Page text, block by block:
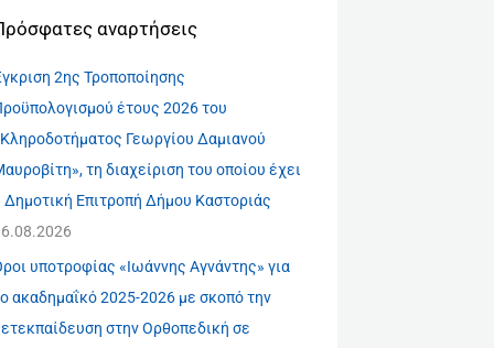
αναρτήσεις
2ης Τροποποίησης
έτους 2026 του
Γεωργίου Δαμιανού
τη διαχείριση του οποίου έχει
Δημοτική Επιτροπή Δήμου Καστοριάς
υποτροφίας «Ιωάννης Αγνάντης» για
ακαδημαΐκό 2025-2026 με σκοπό την
στην Ορθοπεδική σε